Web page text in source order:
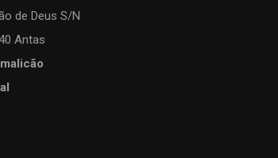
de Deus S/N
Antas